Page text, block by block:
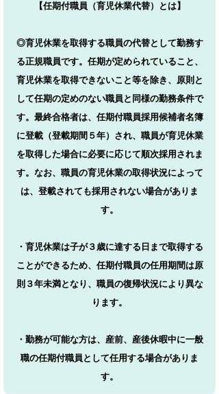
【任期付職員（育児休業代替）とは】
◎育児休業を取得する職員の代替として勤務す
る正規職員です。任期が定められていること、
育児休業を取得できないこと等を除き、原則と
して任期の定めのない職員と同様の勤務条件で
す。最終合格者は、任期付職員採用候補者名簿
に登載（登載期間５年）され、職員が育児休業
を取得した場合に必要に応じて順次採用されま
す。なお、職員の育児休業の取得状況によって
は、登載されても採用されない場合がありま
す。
・育児休業は子が３歳に達する日まで取得する
ことができるため、任期付職員の任用期間は原
則３年未満となり、職員の復帰状況により異な
ります。
・勤務が可能な方は、産前、産後休暇中に一般
職の任期付職員として任用する場合がありま
す。